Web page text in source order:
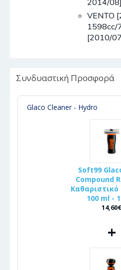
2014/08]
VENTO
1598cc/
[2010/
Συνδυαστική Προσφορά
Glaco Cleaner - Hydro
Soft99
Compound
100 ml -
14,60€
+